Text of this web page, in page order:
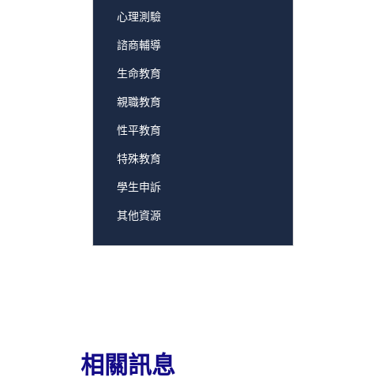
心理測驗
諮商輔導
生命教育
親職教育
性平教育
特殊教育
學生申訴
其他資源
相關訊息